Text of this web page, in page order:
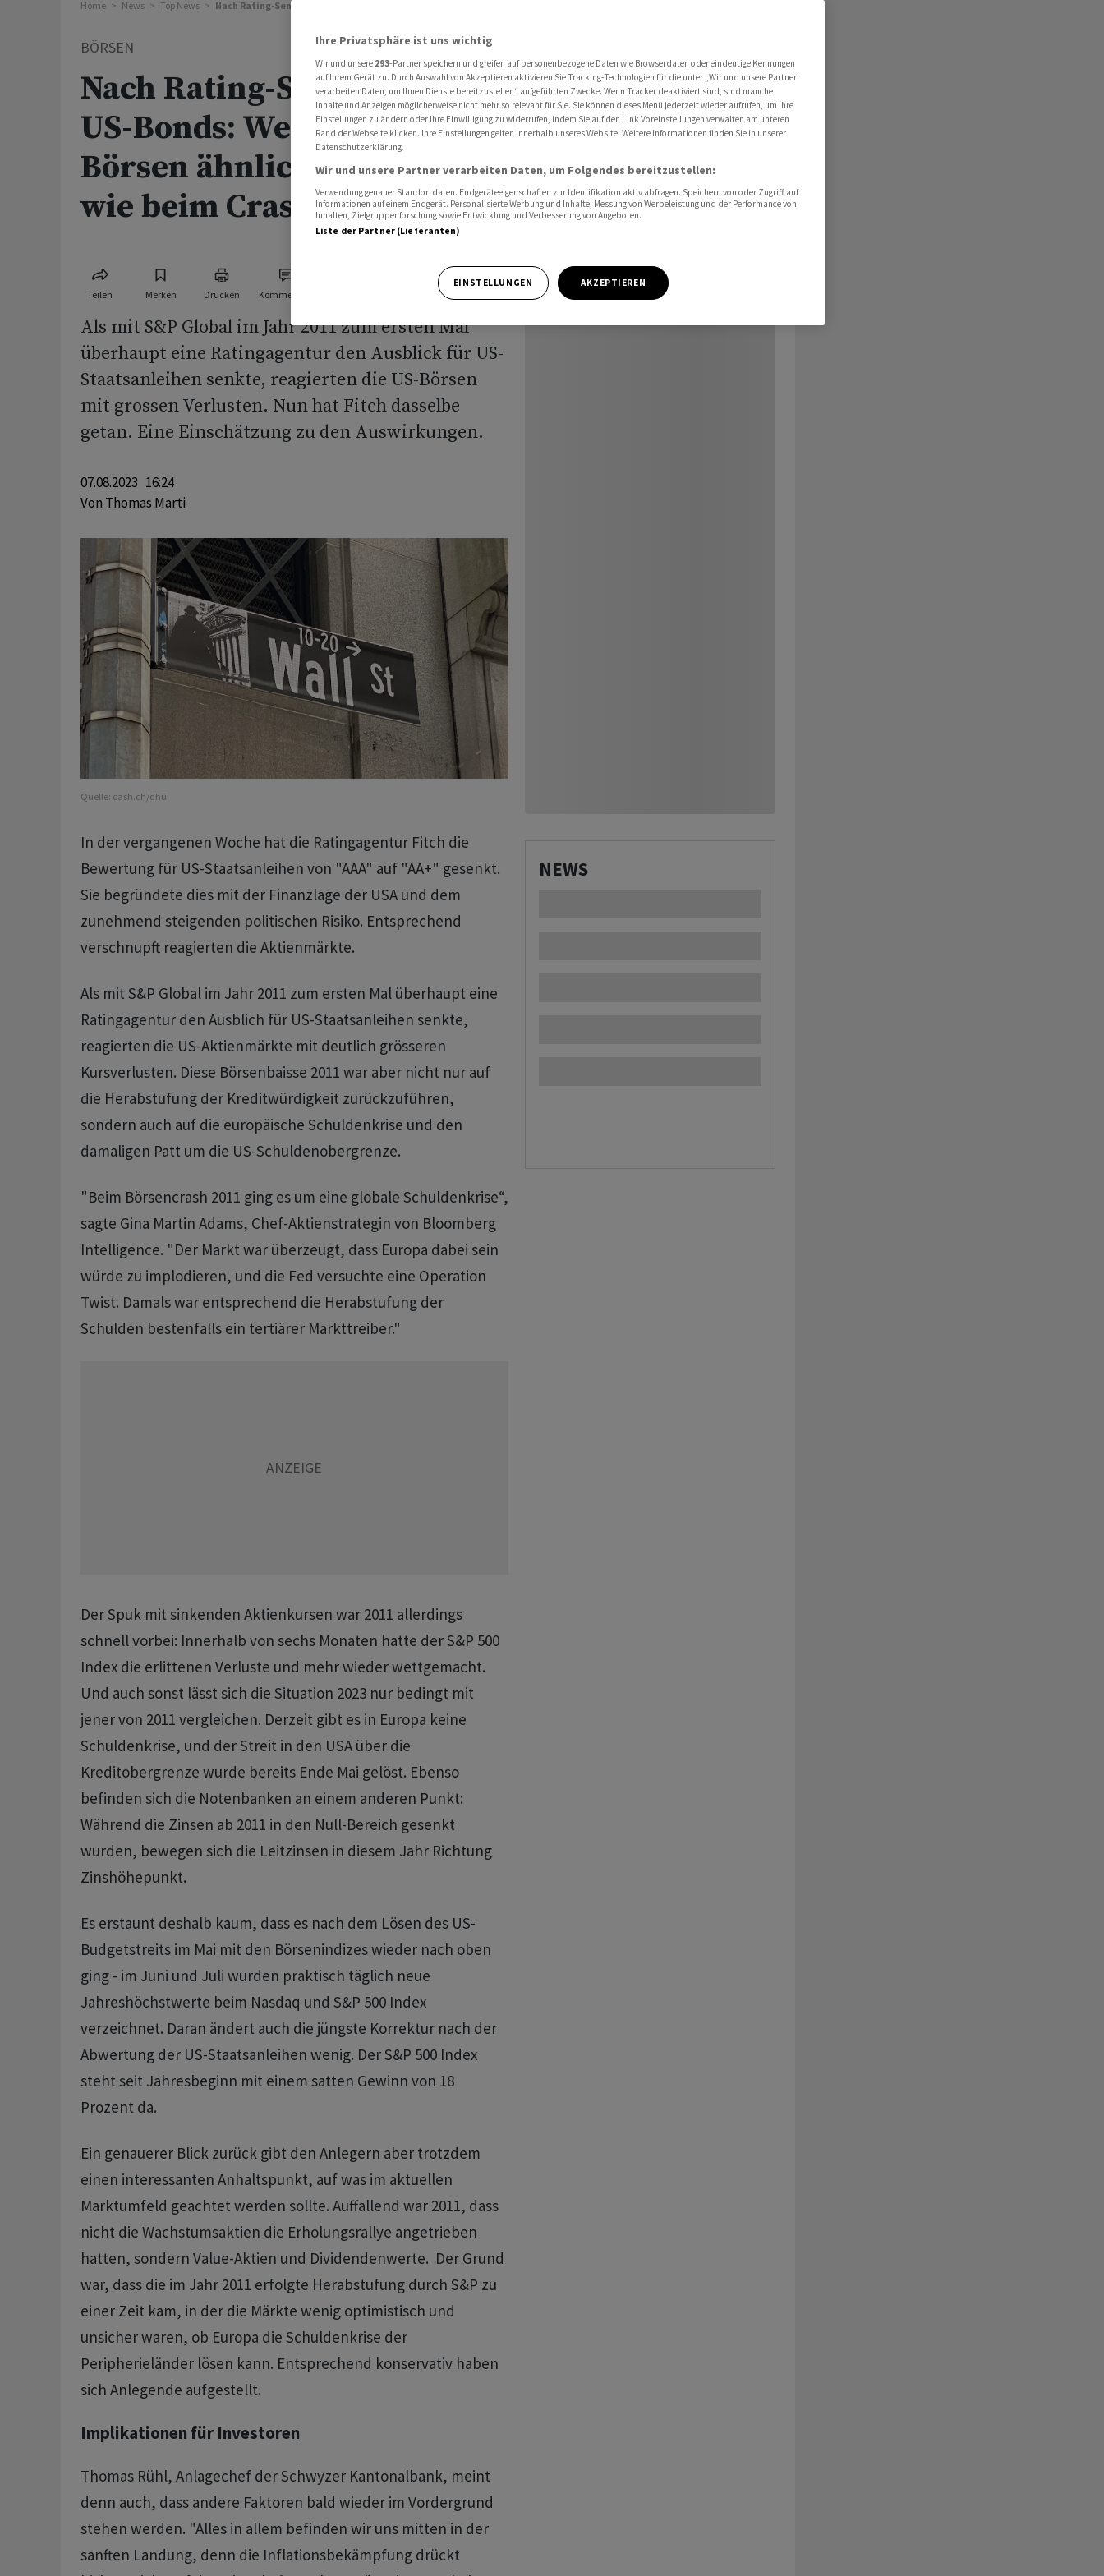
Home News Top News Nach Rating-Senkung für US-Bonds: Werden die Börsen ähnlich reagieren wie beim Crash von 2011?
BÖRSEN
Nach Rating-Senkung für
US-Bonds: Werden die
Börsen ähnlich reagieren
wie beim Crash von 2011?
Teilen Merken Drucken Kommentare
Als mit S&P Global im Jahr 2011 zum ersten Mal
überhaupt eine Ratingagentur den Ausblick für US-
Staatsanleihen senkte, reagierten die US-Börsen
mit grossen Verlusten. Nun hat Fitch dasselbe
getan. Eine Einschätzung zu den Auswirkungen.
07.08.2023 16:24
Von Thomas Marti
Quelle: cash.ch/dhü
In der vergangenen Woche hat die Ratingagentur Fitch die
Bewertung für US-Staatsanleihen von "AAA" auf "AA+" gesenkt.
Sie begründete dies mit der Finanzlage der USA und dem
zunehmend steigenden politischen Risiko. Entsprechend
verschnupft reagierten die Aktienmärkte.
Als mit S&P Global im Jahr 2011 zum ersten Mal überhaupt eine
Ratingagentur den Ausblich für US-Staatsanleihen senkte,
reagierten die US-Aktienmärkte mit deutlich grösseren
Kursverlusten. Diese Börsenbaisse 2011 war aber nicht nur auf
die Herabstufung der Kreditwürdigkeit zurückzuführen,
sondern auch auf die europäische Schuldenkrise und den
damaligen Patt um die US-Schuldenobergrenze.
"Beim Börsencrash 2011 ging es um eine globale Schuldenkrise“,
sagte Gina Martin Adams, Chef-Aktienstrategin von Bloomberg
Intelligence. "Der Markt war überzeugt, dass Europa dabei sein
würde zu implodieren, und die Fed versuchte eine Operation
Twist. Damals war entsprechend die Herabstufung der
Schulden bestenfalls ein tertiärer Markttreiber."
Der Spuk mit sinkenden Aktienkursen war 2011 allerdings
schnell vorbei: Innerhalb von sechs Monaten hatte der S&P 500
Index die erlittenen Verluste und mehr wieder wettgemacht.
Und auch sonst lässt sich die Situation 2023 nur bedingt mit
jener von 2011 vergleichen. Derzeit gibt es in Europa keine
Schuldenkrise, und der Streit in den USA über die
Kreditobergrenze wurde bereits Ende Mai gelöst. Ebenso
befinden sich die Notenbanken an einem anderen Punkt:
Während die Zinsen ab 2011 in den Null-Bereich gesenkt
wurden, bewegen sich die Leitzinsen in diesem Jahr Richtung
Zinshöhepunkt.
Es erstaunt deshalb kaum, dass es nach dem Lösen des US-
Budgetstreits im Mai mit den Börsenindizes wieder nach oben
ging - im Juni und Juli wurden praktisch täglich neue
Jahreshöchstwerte beim Nasdaq und S&P 500 Index
verzeichnet. Daran ändert auch die jüngste Korrektur nach der
Abwertung der US-Staatsanleihen wenig. Der S&P 500 Index
steht seit Jahresbeginn mit einem satten Gewinn von 18
Prozent da.
Ein genauerer Blick zurück gibt den Anlegern aber trotzdem
einen interessanten Anhaltspunkt, auf was im aktuellen
Marktumfeld geachtet werden sollte. Auffallend war 2011, dass
nicht die Wachstumsaktien die Erholungsrallye angetrieben
hatten, sondern Value-Aktien und Dividendenwerte. Der Grund
war, dass die im Jahr 2011 erfolgte Herabstufung durch S&P zu
einer Zeit kam, in der die Märkte wenig optimistisch und
unsicher waren, ob Europa die Schuldenkrise der
Peripherieländer lösen kann. Entsprechend konservativ haben
sich Anlegende aufgestellt.
Implikationen für Investoren
Thomas Rühl, Anlagechef der Schwyzer Kantonalbank, meint
denn auch, dass andere Faktoren bald wieder im Vordergrund
stehen werden. "Alles in allem befinden wir uns mitten in der
sanften Landung, denn die Inflationsbekämpfung drückt
NEWS
Ihre Privatsphäre ist uns wichtig
Wir und unsere 293-Partner speichern und greifen auf personenbezogene Daten wie Browserdaten oder eindeutige Kennungen
auf Ihrem Gerät zu. Durch Auswahl von Akzeptieren aktivieren Sie Tracking-Technologien für die unter „Wir und unsere Partner
verarbeiten Daten, um Ihnen Dienste bereitzustellen“ aufgeführten Zwecke. Wenn Tracker deaktiviert sind, sind manche
Inhalte und Anzeigen möglicherweise nicht mehr so relevant für Sie. Sie können dieses Menü jederzeit wieder aufrufen, um Ihre
Einstellungen zu ändern oder Ihre Einwilligung zu widerrufen, indem Sie auf den Link Voreinstellungen verwalten am unteren
Rand der Webseite klicken. Ihre Einstellungen gelten innerhalb unseres Website. Weitere Informationen finden Sie in unserer
Datenschutzerklärung.
Wir und unsere Partner verarbeiten Daten, um Folgendes bereitzustellen:
Verwendung genauer Standortdaten. Endgeräteeigenschaften zur Identifikation aktiv abfragen. Speichern von oder Zugriff auf
Informationen auf einem Endgerät. Personalisierte Werbung und Inhalte, Messung von Werbeleistung und der Performance von
Inhalten, Zielgruppenforschung sowie Entwicklung und Verbesserung von Angeboten.
Liste der Partner (Lieferanten)
EINSTELLUNGEN AKZEPTIEREN